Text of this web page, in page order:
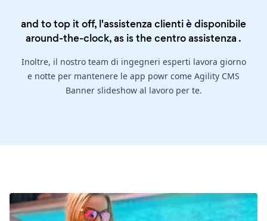
and to top it off, l'assistenza clienti è disponibile
around-the-clock, as is thecentro assistenza .
Inoltre, il nostro team di ingegneri esperti lavora giorno
e notte per mantenere le app powr come Agility CMS
Banner slideshow al lavoro per te.